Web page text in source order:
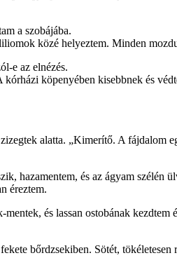
a szobájába.
közé helyeztem. Minden
e az elnézés.
köpenyében kisebbnek és
alatta. „Kimerítő. A fájdalom
hazamentem, és az ágyam
éreztem.
és lassan ostobának kezdtem
bőrdzsekiben. Sötét,